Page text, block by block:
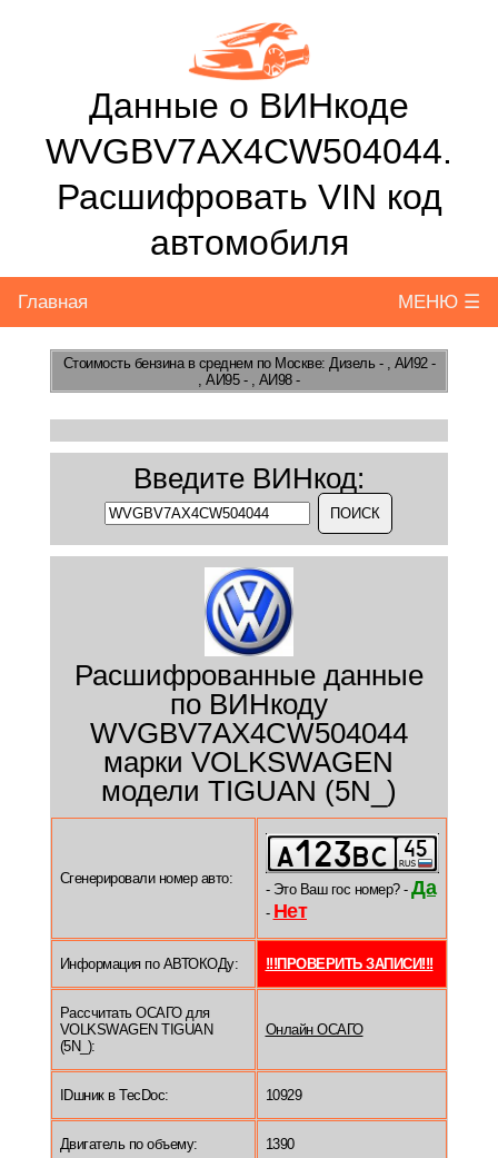
Данные о ВИНкоде
WVGBV7AX4CW504044.
Расшифровать VIN код
автомобиля
Главная МЕНЮ ☰
Стоимость бензинав среднем по Москве: Дизель - , АИ92 -
, АИ95 - , АИ98 -
Введите ВИНкод:
Расшифрованные данные
по ВИНкоду
WVGBV7AX4CW504044
марки VOLKSWAGEN
модели TIGUAN (5N_)
Сгенерировали номер авто:
- Это Ваш гос номер? - Да
- Нет
Информация по АВТОКОДу: !!!ПРОВЕРИТЬ ЗАПИСИ!!!
Рассчитать ОСАГО для
VOLKSWAGEN TIGUAN
(5N_):
Онлайн ОСАГО
IDшник в TecDoc: 10929
Двигатель по объему: 1390